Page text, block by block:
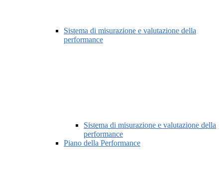
Sistema di misurazione e valutazione della
performance
Sistema di misurazione e valutazione della
performance
Piano della Performance